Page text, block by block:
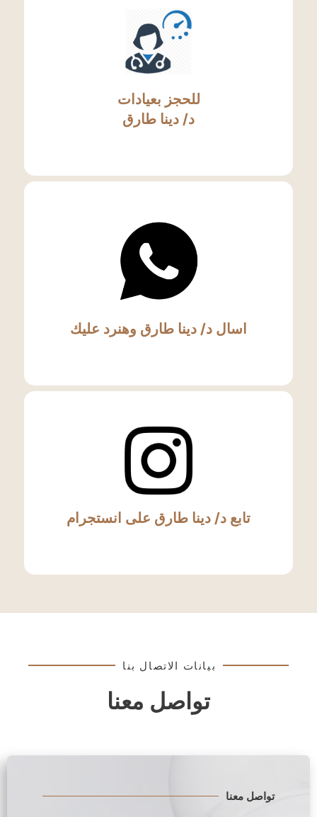
للحجز بعيادات
د/ دينا طارق
اسال د/ دينا طارق وهنرد عليك
تابع د/ دينا طارق على انستجرام
بيانات الاتصال بنا
تواصل معنا
تواصل معنا